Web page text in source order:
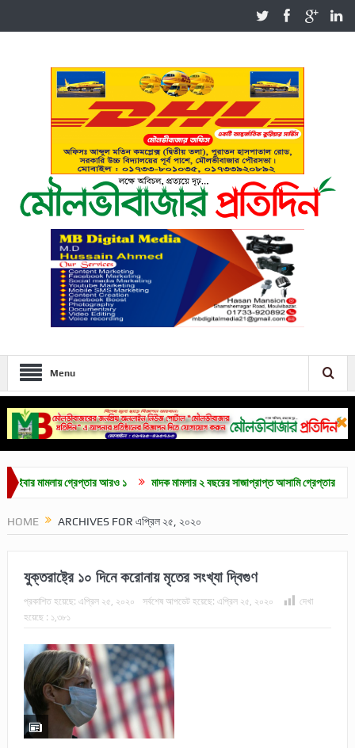
Menu
গ্রেপ্তার আরও ১ মাদক মামলার ২ বছরের সাজাপ্রাপ্ত আসামি গ্রেপ্তার
HOME ARCHIVES FOR এপ্রিল ২৫, ২০২০
যুক্তরাষ্ট্রে ১০ দিনে করোনায় মৃতের সংখ্যা দ্বিগুণ
প্রকাশিত হয়েছে: এপ্রিল ২৫, ২০২০ সর্বশেষ আপডেট হয়েছে: এপ্রিল ২৫, ২০২০
দেখা
হয়েছে : ১,৩৮১